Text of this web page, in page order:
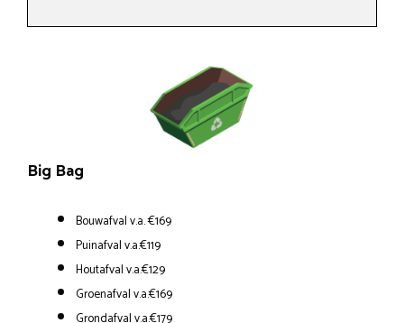
Big Bag
Bouwafval v.a. €169
Puinafval v.a.€119
Houtafval v.a.€129
Groenafval v.a.€169
Grondafval v.a.€179